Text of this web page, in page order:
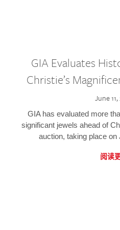
GIA Evaluates
Christie’s
June
GIA has evaluated more
significant jewels ahead of
auction, taking place on
阅读